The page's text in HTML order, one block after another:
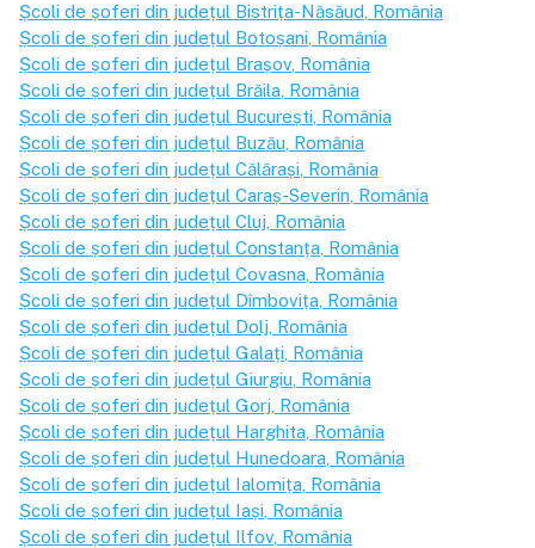
Școli de șoferi din județul Bistrița-Năsăud , România
Școli de șoferi din județul Botoșani , România
Școli de șoferi din județul Brașov , România
Școli de șoferi din județul Brăila , România
Școli de șoferi din județul București , România
Școli de șoferi din județul Buzău , România
Școli de șoferi din județul Călărași , România
Școli de șoferi din județul Caraș-Severin , România
Școli de șoferi din județul Cluj , România
Școli de șoferi din județul Constanța , România
Școli de șoferi din județul Covasna , România
Școli de șoferi din județul Dîmbovița , România
Școli de șoferi din județul Dolj , România
Școli de șoferi din județul Galați , România
Școli de șoferi din județul Giurgiu , România
Școli de șoferi din județul Gorj , România
Școli de șoferi din județul Harghita , România
Școli de șoferi din județul Hunedoara , România
Școli de șoferi din județul Ialomița , România
Școli de șoferi din județul Iași , România
Școli de șoferi din județul Ilfov , România